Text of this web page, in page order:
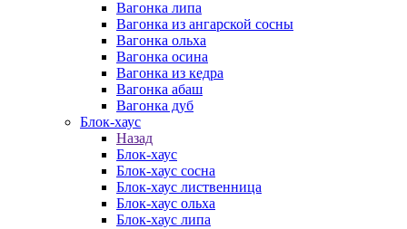
Вагонка липа
Вагонка из ангарской сосны
Вагонка ольха
Вагонка осина
Вагонка из кедра
Вагонка абаш
Вагонка дуб
Блок-хаус
Назад
Блок-хаус
Блок-хаус сосна
Блок-хаус лиственница
Блок-хаус ольха
Блок-хаус липа